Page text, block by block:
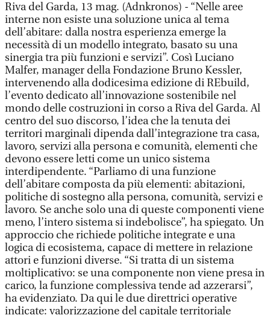
Riva del Garda, 13 mag. (Adnkronos) - “Nelle aree
interne non esiste una soluzione unica al tema
dell’abitare: dalla nostra esperienza emerge la
necessità di un modello integrato, basato su una
sinergia tra più funzioni e servizi”. Così Luciano
Malfer, manager della Fondazione Bruno Kessler,
intervenendo alla dodicesima edizione di REbuild,
l’evento dedicato all’innovazione sostenibile nel
mondo delle costruzioni in corso a Riva del Garda. Al
centro del suo discorso, l’idea che la tenuta dei
territori marginali dipenda dall’integrazione tra casa,
lavoro, servizi alla persona e comunità, elementi che
devono essere letti come un unico sistema
interdipendente. “Parliamo di una funzione
dell’abitare composta da più elementi: abitazioni,
politiche di sostegno alla persona, comunità, servizi e
lavoro. Se anche solo una di queste componenti viene
meno, l’intero sistema si indebolisce”, ha spiegato. Un
approccio che richiede politiche integrate e una
logica di ecosistema, capace di mettere in relazione
attori e funzioni diverse. “Si tratta di un sistema
moltiplicativo: se una componente non viene presa in
carico, la funzione complessiva tende ad azzerarsi”,
ha evidenziato. Da qui le due direttrici operative
indicate: valorizzazione del capitale territoriale